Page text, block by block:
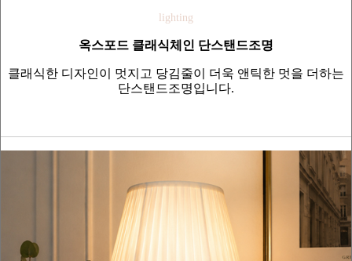
lighting
옥스포드 클래식체인 단스탠드조명
클래식한 디자인이 멋지고 당김줄이 더욱 앤틱한 멋을 더하는
단스탠드조명입니다.